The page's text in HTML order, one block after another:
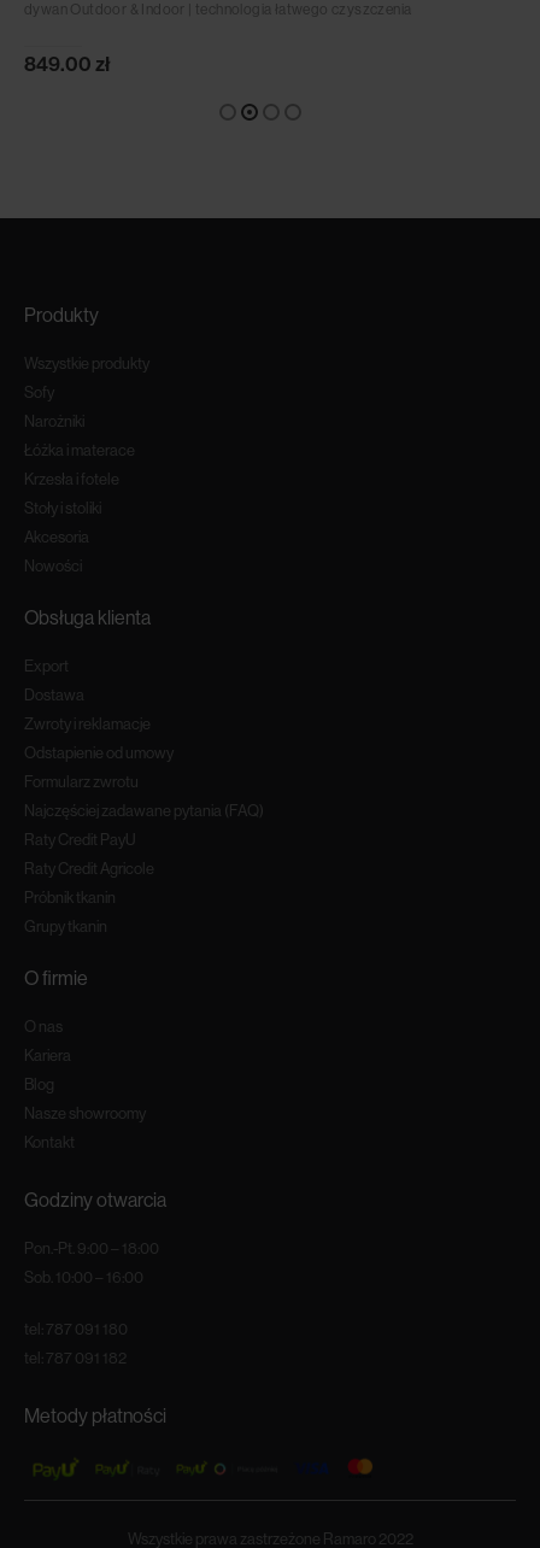
dywan Outdoor & Indoor | technologia łatwego czyszczenia
849.00 zł
Produkty
Wszystkie produkty
Sofy
Narożniki
Łóżka i materace
Krzesła i fotele
Stoły i stoliki
Akcesoria
Nowości
Obsługa klienta
Export
Dostawa
Zwroty i reklamacje
Odstapienie od umowy
Formularz zwrotu
Najczęściej zadawane pytania (FAQ)
Raty Credit PayU
Raty Credit Agricole
Próbnik tkanin
Grupy tkanin
O firmie
O nas
Kariera
Blog
Nasze showroomy
Kontakt
Godziny otwarcia
Pon.-Pt. 9:00 – 18:00
Sob. 10:00 – 16:00
tel: 787 091 180
tel: 787 091 182
Metody płatności
Wszystkie prawa zastrzeżone Ramaro 2022